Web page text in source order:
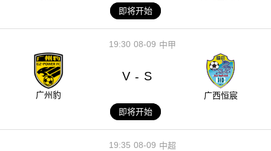
即将开始
08-09
19:30 中甲
广州豹
V - S
广西恒宸
即将开始
08-09
19:35 中超